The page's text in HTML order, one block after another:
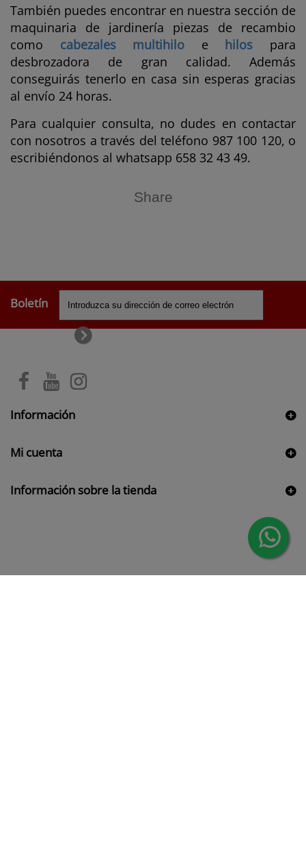
También puedes encontrar en nuestra sección de
maquinaria de jardinería piezas de recambio
como cabezales multihilo e hilos para
desbrozadora de gran calidad. Además
conseguirás tenerlo en casa sin esperas gracias
al envío 24 horas.
Para cualquier consulta, no dudes en contactar
con nosotros a través del teléfono 987 100 120, o
escribiéndonos al whatsapp 658 32 43 49.
Share
Boletín
Información
Mi cuenta
Información sobre la tienda